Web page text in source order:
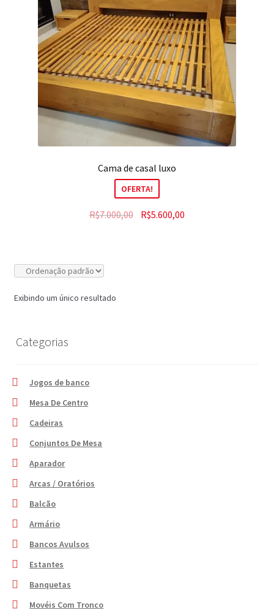
Contato
Cama de casal luxo
OFERTA!
R$7.000,00 R$5.600,00
Exibindo um único resultado
Categorias
Jogos de banco
Mesa De Centro
Cadeiras
Conjuntos De Mesa
Aparador
Arcas / Oratórios
Balcão
Armário
Bancos Avulsos
Estantes
Banquetas
Movéis Com Tronco